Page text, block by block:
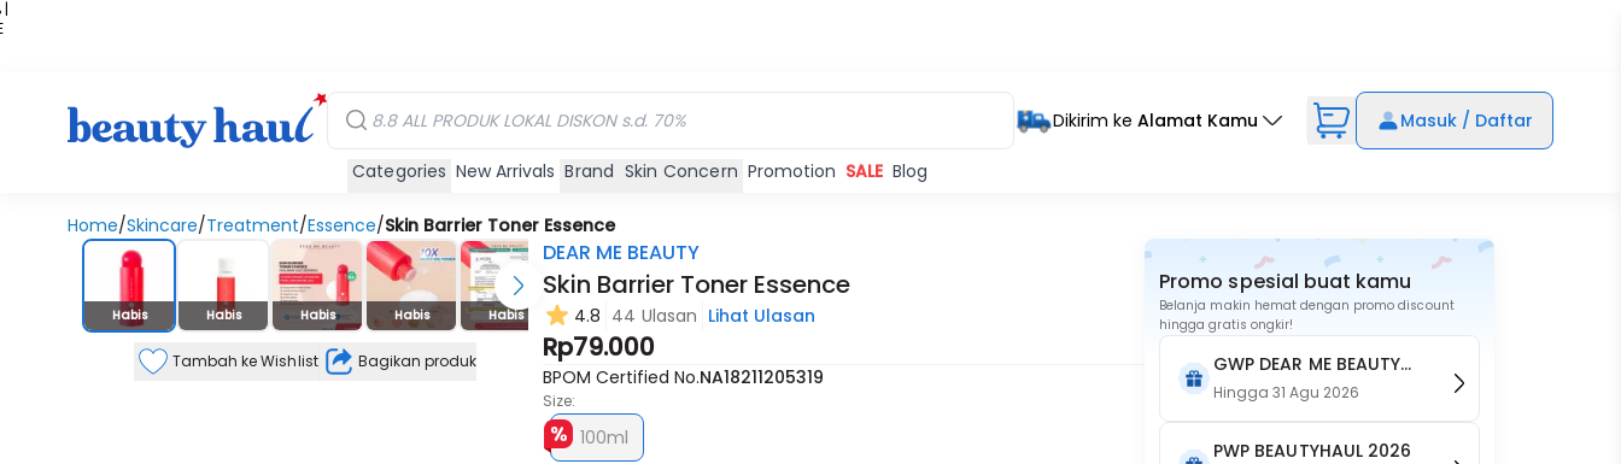
|
Dikirim ke Alamat Kamu Masuk / Daftar
Categories New Arrivals Brand Skin Concern Promotion SALE Blog
Home/Skincare/Treatment/Essence/Skin Barrier Toner Essence
Stok Habis
Habis Habis Habis Habis Habis
Tambah ke Wishlist Bagikan produk
DEAR ME BEAUTY
Skin Barrier Toner Essence
4.8 44 Ulasan Lihat Ulasan
Rp79.000
BPOM Certified No.NA18211205319
Size:
100ml
Promo spesial buat kamu
Belanja makin hemat dengan promo discount
hingga gratis ongkir!
GWP DEAR ME BEAUTY
Botol Merchandise
Hingga31 Agu 2026
PWP BEAUTYHAUL 2026